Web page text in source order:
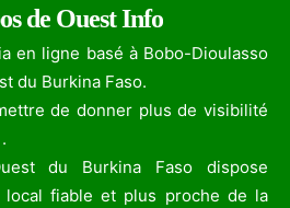
de Ouest Info
en ligne basé à Bobo-Dioulasso
du Burkina Faso.
de donner plus de visibilité
du Burkina Faso dispose
local fiable et plus proche de la